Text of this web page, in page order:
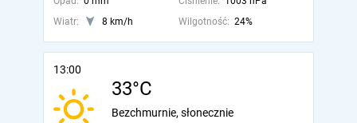
Wiatr:
8 km/h Wilgotność: 24%
13:00
33°C
Bezchmurnie, słonecznie